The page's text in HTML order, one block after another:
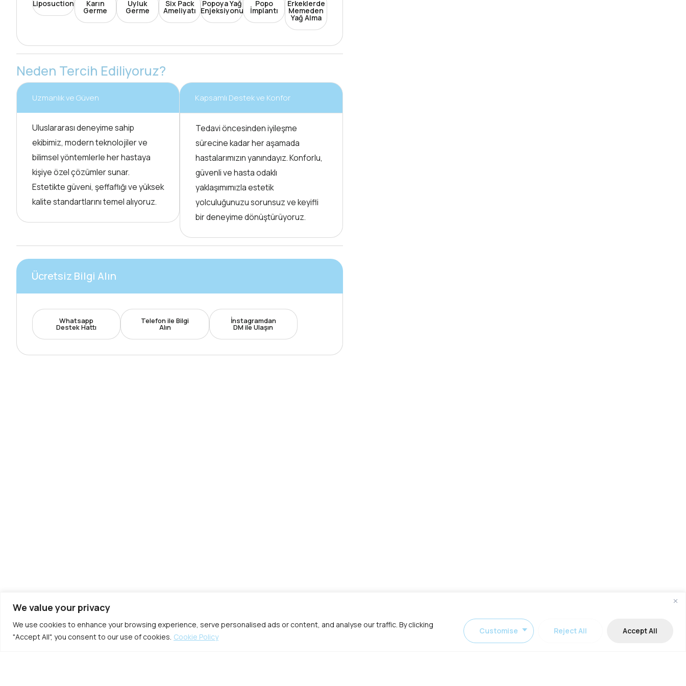
We value your privacy
We use cookies to enhance your browsing experience, serve personalised ads or content, and analyse our traffic. By clicking
"Accept All", you consent to our use of cookies. Cookie Policy
Customise Reject All Accept All
Liposuction Karın
Germe
Uyluk
Germe
Six Pack
Ameliyatı
Popoya Yağ
Enjeksiyonu
Popo
İmplantı
Erkeklerde
Memeden
Yağ Alma
Neden Tercih Ediliyoruz?
Uzmanlık ve Güven
Uluslararası deneyime sahip
ekibimiz, modern teknolojiler ve
bilimsel yöntemlerle her hastaya
kişiye özel çözümler sunar.
Estetikte güveni, şeffaflığı ve yüksek
kalite standartlarını temel alıyoruz.
Kapsamlı Destek ve Konfor
Tedavi öncesinden iyileşme
sürecine kadar her aşamada
hastalarımızın yanındayız. Konforlu,
güvenli ve hasta odaklı
yaklaşımımızla estetik
yolculuğunuzu sorunsuz ve keyifli
bir deneyime dönüştürüyoruz.
Ücretsiz Bilgi Alın
Whatsapp
Destek Hattı
Telefon ile Bilgi
Alın
İnstagramdan
DM ile Ulaşın